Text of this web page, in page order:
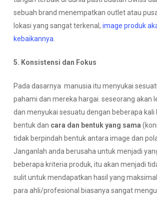
sebuah brand menempatkan outlet atau
lokasi yang sangat terkenal, image produk
kebaikannya
5. Konsistensi dan Fokus
Pada dasarnya manusia itu menyukai
pahami dan mereka hargai. seseorang akan
dan menyukai sesuatu dengan beberapa kali
bentuk dan cara dan bentuk yang sama
tidak berpindah bentuk antara image dan
Janganlah anda berusaha untuk menjadi
beberapa kriteria produk, itu akan menjadi
sulit untuk mendapatkan hasil yang
para ahli/profesional biasanya sangat